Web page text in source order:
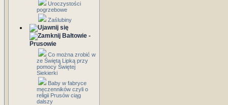
Uroczystości
pogrzebowe
Zaślubiny
Bałtowie -
Prusowie
Co można zrobić w
ze Świętą Lipką przy
pomocy Świętej
Siekierki
Baby w fabryce
męczenników czyli o
religii Prusów ciąg
dalszy